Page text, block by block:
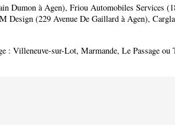
Dumon à Agen), Friou Automobiles Services
Design (229 Avenue De Gaillard à Agen),
: Villeneuve-sur-Lot, Marmande, Le Passage ou